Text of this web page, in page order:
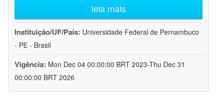
leia mais
Instituição/UF/País: Universidade Federal de Pernambuco
- PE - Brasil
Vigência: Mon Dec 04 00:00:00 BRT 2023-Thu Dec 31
00:00:00 BRT 2026